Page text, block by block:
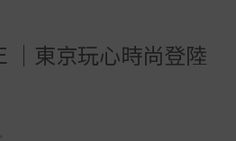
｜東京玩心時尚登陸